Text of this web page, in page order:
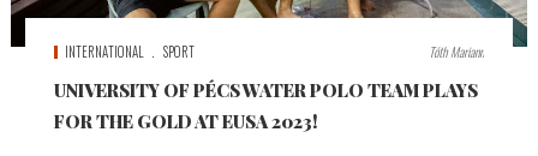
INTERNATIONAL SPORT Tóth Mariann
UNIVERSITY OF PÉCS WATER POLO TEAM PLAYS
FOR THE GOLD AT EUSA 2023!